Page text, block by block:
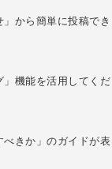
から簡単に投稿でき
」機能を活用してくだ
べきか」のガイドが表